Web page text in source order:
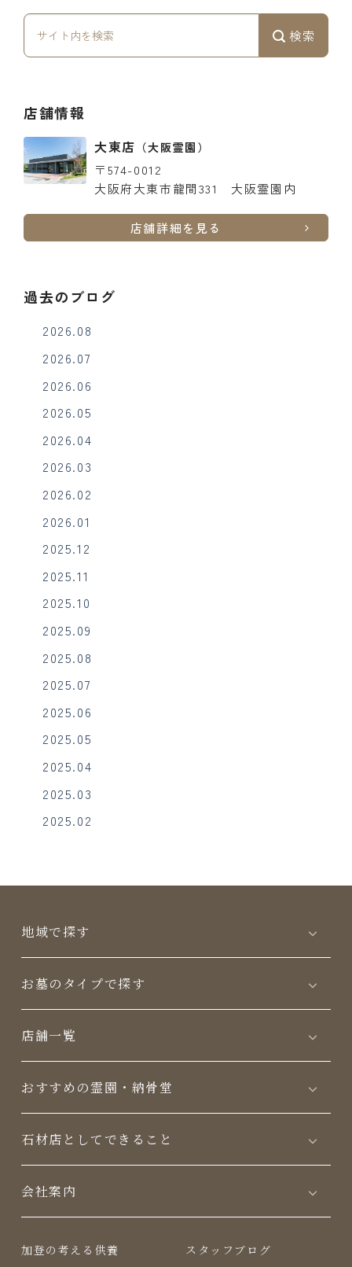
検索
店舗情報
大東店 （大阪霊園）
〒574-0012
大阪府大東市龍間331 大阪霊園内
店舗詳細を見る
過去のブログ
2026.08
2026.07
2026.06
2026.05
2026.04
2026.03
2026.02
2026.01
2025.12
2025.11
2025.10
2025.09
2025.08
2025.07
2025.06
2025.05
2025.04
2025.03
2025.02
地域で探す
お墓のタイプで探す
店舗一覧
おすすめの霊園・納骨堂
⽯材店としてできること
会社案内
加登の考える供養 スタッフブログ